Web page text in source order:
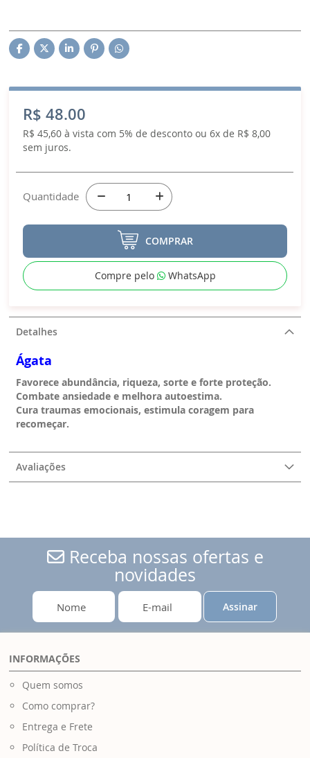
R$ 48.00
R$ 45,60 à vista com 5% de desconto ou 6x de R$ 8,00
sem juros.
Quantidade
COMPRAR
Compre pelo WhatsApp
Detalhes
Ágata
Favorece abundância, riqueza, sorte e forte proteção.
Combate ansiedade e melhora autoestima.
Cura traumas emocionais, estimula coragem para
recomeçar.
Avaliações
Receba nossas ofertas e
novidades
Assinar
INFORMAÇÕES
Quem somos
Como comprar?
Entrega e Frete
Política de Troca